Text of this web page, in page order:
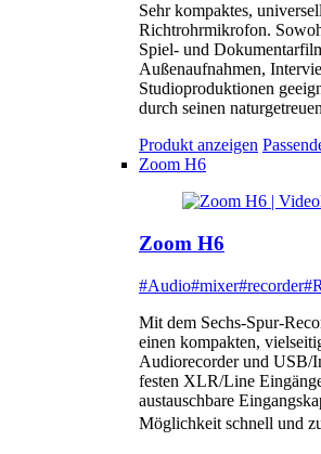
Sehr kompaktes,
Richtrohrmikrofon.
Spiel- und
Außenaufnahmen,
Studioproduktionen
durch seinen
Produkt anzeigen
Zoom H6
Zoom H6
#Audio#mixer#recorder
Mit dem Sechs-Spur-
einen kompakten,
Audiorecorder und USB/
festen XLR/Line
austauschbare
Möglichkeit schnell und